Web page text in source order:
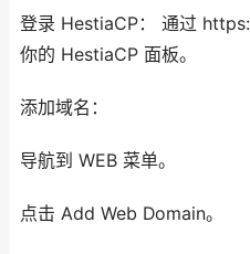
登录 HestiaCP： 通过
你的 HestiaCP 面板。
添加域名：
导航到 WEB 菜单。
点击 Add Web Domain。